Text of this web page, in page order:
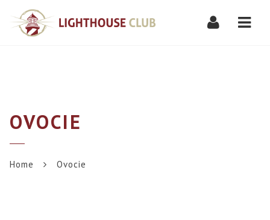
OVOCIE
Home Ovocie